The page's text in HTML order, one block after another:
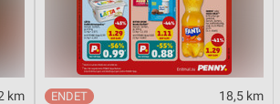
km 18,5 km